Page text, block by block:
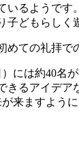
いるようで
子どもらしく
めての礼拝で
には約40名
きるアイデ
来ますように